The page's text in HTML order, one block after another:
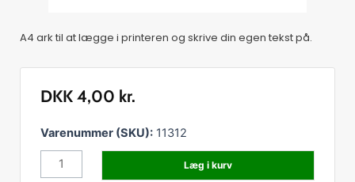
A4 ark til at lægge i printeren og skrive din egen tekst på.
DKK 4,00 kr.
Varenummer (SKU):11312
Tillægsetiketter
t
Læg i kurv